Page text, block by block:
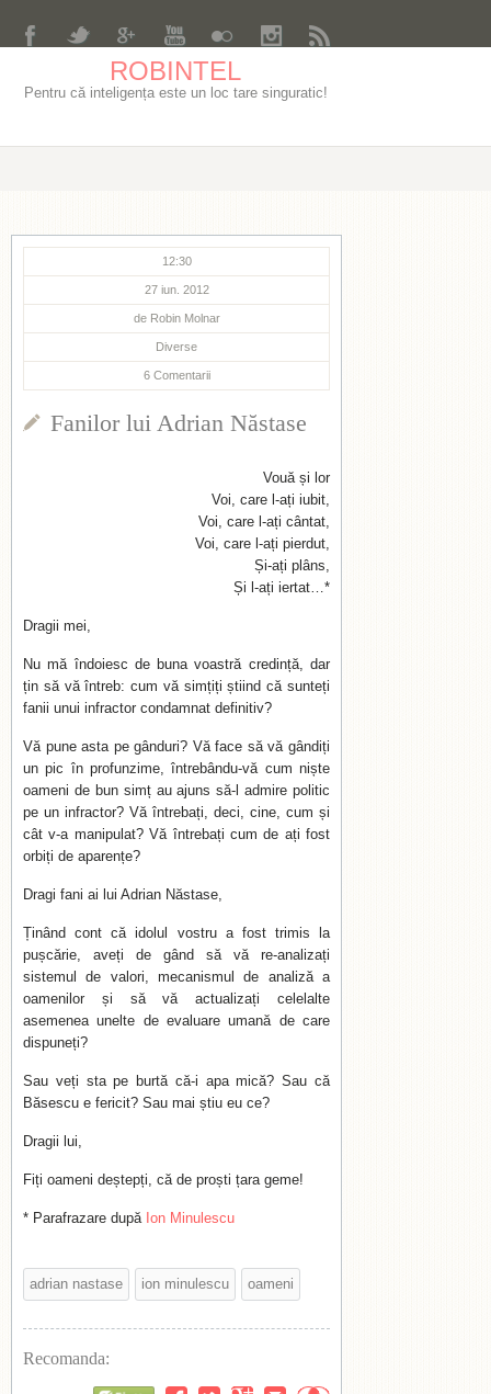
ROBINTEL
Pentru că inteligența este un loc tare singuratic!
12:30
27 iun. 2012
de Robin Molnar
Diverse
6 Comentarii
Fanilor lui Adrian Năstase
Vouă și lor
Voi, care l-ați iubit,
Voi, care l-ați cântat,
Voi, care l-ați pierdut,
Și-ați plâns,
Și l-ați iertat…*
Dragii mei,
Nu mă îndoiesc de buna voastră credință, dar
țin să vă întreb: cum vă simțiți știind că sunteți
fanii unui infractor condamnat definitiv?
Vă pune asta pe gânduri? Vă face să vă gândiți
un pic în profunzime, întrebându-vă cum niște
oameni de bun simț au ajuns să-l admire politic
pe un infractor? Vă întrebați, deci, cine, cum și
cât v-a manipulat? Vă întrebați cum de ați fost
orbiți de aparențe?
Dragi fani ai lui Adrian Năstase,
Ținând cont că idolul vostru a fost trimis la
pușcărie, aveți de gând să vă re-analizați
sistemul de valori, mecanismul de analiză a
oamenilor și să vă actualizați celelalte
asemenea unelte de evaluare umană de care
dispuneți?
Sau veți sta pe burtă că-i apa mică? Sau că
Băsescu e fericit? Sau mai știu eu ce?
Dragii lui,
Fiți oameni deștepți, că de proști țara geme!
* Parafrazare după Ion Minulescu
adrian nastase ion minulescu oameni
Recomanda: